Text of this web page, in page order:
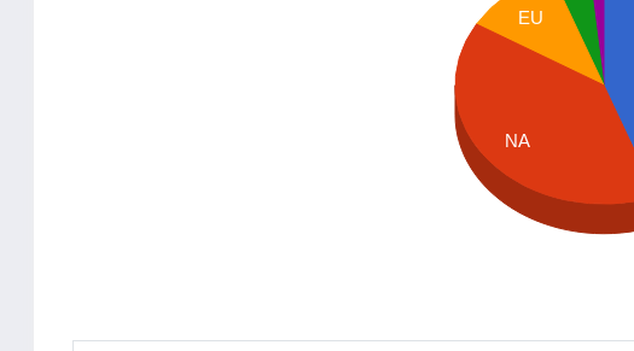
EU
NA